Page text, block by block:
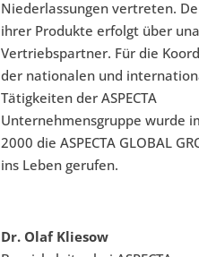
Niederlassungen vertreten.
ihrer Produkte erfolgt über
Vertriebspartner. Für die
der nationalen und
Tätigkeiten der ASPECTA
Unternehmensgruppe wurde
2000 die ASPECTA GLOBAL
ins Leben gerufen.
Dr. Olaf Kliesow